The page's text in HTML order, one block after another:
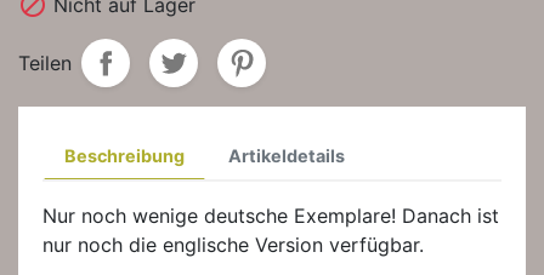
Teilen
Beschreibung Artikeldetails
Nur noch wenige deutsche Exemplare! Danach ist
nur noch die englische Version verfügbar.